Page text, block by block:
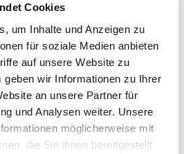
Cookies
um Inhalte und Anzeigen zu
für soziale Medien anbieten
auf unsere Website zu
geben wir Informationen zu Ihrer
an unsere Partner für
und Analysen weiter. Unsere
möglicherweise mit
die Sie ihnen bereitgestellt
DIESES PRODUKT
VERFASSEN